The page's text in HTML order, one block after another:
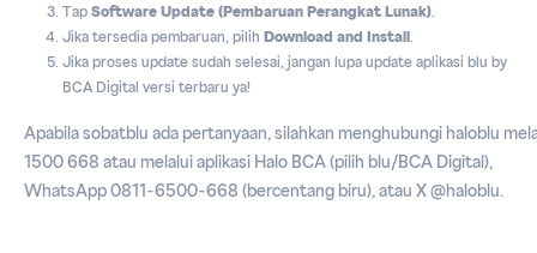
TapSoftware Update (Pembaruan Perangkat Lunak).
Jika tersedia pembaruan, pilih Download and Install.
Jika proses update sudah selesai, jangan lupa update aplikasi blu by
BCA Digital versi terbaru ya!
Apabila sobatblu ada pertanyaan, silahkan menghubungi haloblu
1500 668 atau melalui aplikasi Halo BCA (pilih blu/BCA Digital),
WhatsApp 0811-6500-668 (bercentang biru), atau X @haloblu.